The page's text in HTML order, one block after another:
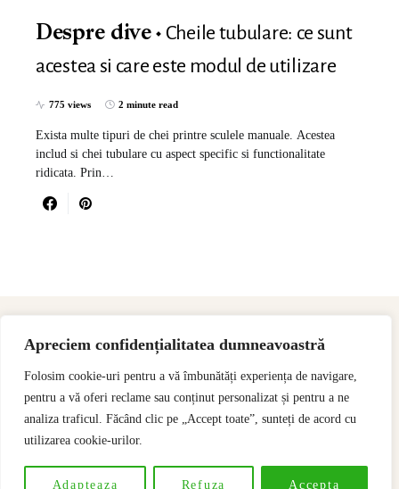
Apreciem confidențialitatea dumneavoastră
Folosim cookie-uri pentru a vă îmbunătăți experiența de navigare,
pentru a vă oferi reclame sau conținut personalizat și pentru a ne
analiza traficul. Făcând clic pe „Accept toate”, sunteți de acord cu
utilizarea cookie-urilor.
Adapteaza Refuza Accepta
Despre dive
Cheile tubulare: ce sunt
acestea si care este modul de utilizare
775 views 2 minute read
Exista multe tipuri de chei printre sculele manuale. Acestea
includ si chei tubulare cu aspect specific si functionalitate
ridicata. Prin…